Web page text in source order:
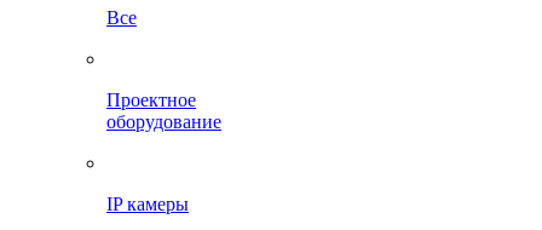
Все
Проектное
оборудование
IP камеры